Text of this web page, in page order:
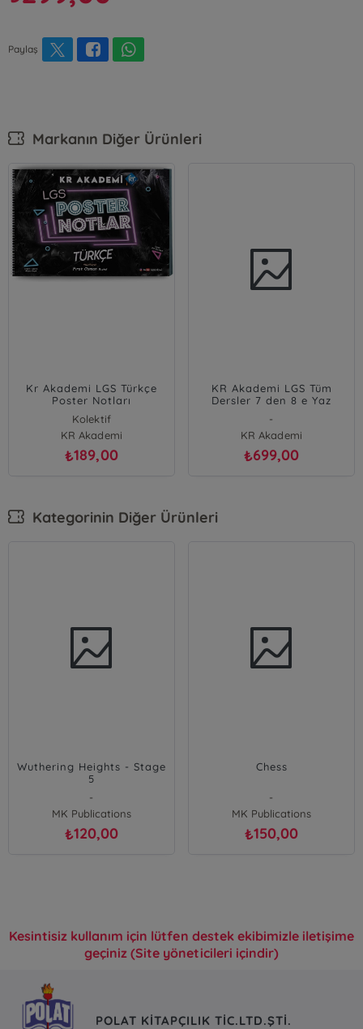
Paylaş
Markanın Diğer Ürünleri
Kr Akademi LGS Türkçe
Poster Notları
Kolektif
KR Akademi
₺189,00
KR Akademi LGS Tüm
Dersler 7 den 8 e Yaz
-
KR Akademi
₺699,00
Kategorinin Diğer Ürünleri
Wuthering Heights - Stage
5
-
MK Publications
₺120,00
Chess
-
MK Publications
₺150,00
Kesintisiz kullanım için lütfen destek ekibimizle iletişime
geçiniz (Site yöneticileri içindir)
POLAT KİTAPÇILIK TİC.LTD.ŞTİ.